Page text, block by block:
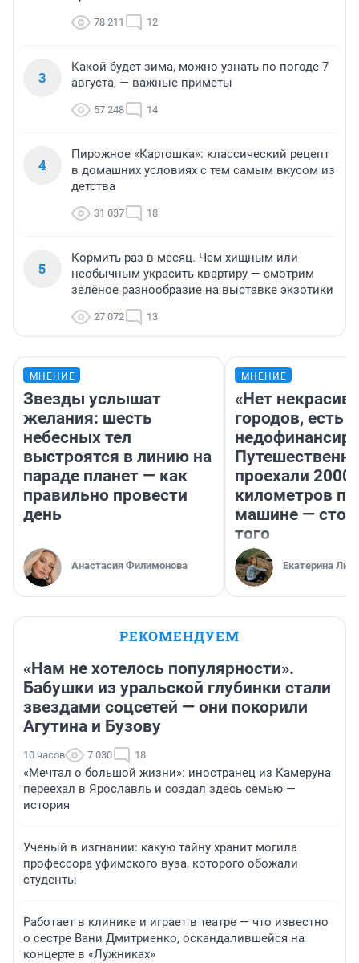
78 211 12
3
Какой будет зима, можно узнать по погоде 7
августа, — важные приметы
57 248 14
4
Пирожное «Картошка»: классический рецепт
в домашних условиях с тем самым вкусом из
детства
31 037 18
5
Кормить раз в месяц. Чем хищным или
необычным украсить квартиру — смотрим
зелёное разнообразие на выставке экзотики
27 072 13
МНЕНИЕ
Звезды услышат
желания: шесть
небесных тел
выстроятся в линию на
параде планет — как
правильно провести
день
Анастасия Филимонова
МНЕНИЕ
«Нет
городов, есть
проехали 2000
километров по
машине —
того
Екатерина
РЕКОМЕНДУЕМ
«Нам не хотелось популярности».
Бабушки из уральской глубинки стали
звездами соцсетей — они покорили
Агутина и Бузову
10 часов 7 030 18
«Мечтал о большой жизни»: иностранец из Камеруна
переехал в Ярославль и создал здесь семью —
история
Ученый в изгнании: какую тайну хранит могила
профессора уфимского вуза, которого обожали
студенты
Работает в клинике и играет в театре — что известно
о сестре Вани Дмитриенко, оскандалившейся на
концерте в «Лужниках»